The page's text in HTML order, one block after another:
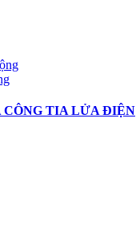
TIA LỬA ĐIỆN